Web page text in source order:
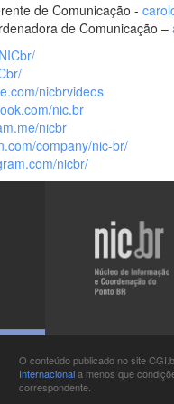
de Comunicação -
de Comunicação –
nicbrvideos
nic.br
nicbr
company/nic-br/
nicbr/
O conteúdo publicado no site
Internacionala menos que
correspondente.